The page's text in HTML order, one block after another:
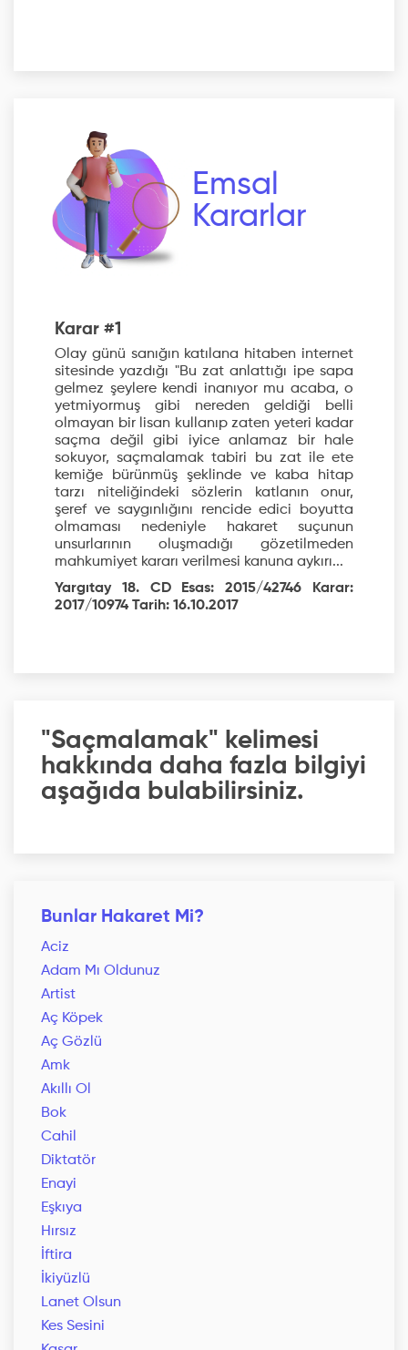
Emsal
Kararlar
Karar #1
Olay günü sanığın katılana hitaben internet
sitesinde yazdığı "Bu zat anlattığı ipe sapa
gelmez şeylere kendi inanıyor mu acaba, o
yetmiyormuş gibi nereden geldiği belli
olmayan bir lisan kullanıp zaten yeteri kadar
saçma değil gibi iyice anlamaz bir hale
sokuyor, saçmalamak tabiri bu zat ile ete
kemiğe bürünmüş şeklinde ve kaba hitap
tarzı niteliğindeki sözlerin katlanın onur,
şeref ve saygınlığını rencide edici boyutta
olmaması nedeniyle hakaret suçunun
unsurlarının oluşmadığı gözetilmeden
mahkumiyet kararı verilmesi kanuna aykırı...
Yargıtay 18. CD Esas: 2015/42746 Karar:
2017/10974 Tarih: 16.10.2017
"Saçmalamak" kelimesi
hakkında daha fazla bilgiyi
aşağıda bulabilirsiniz.
Bunlar Hakaret Mi?
Aciz
Adam Mı Oldunuz
Artist
Aç Köpek
Aç Gözlü
Amk
Akıllı Ol
Bok
Cahil
Diktatör
Enayi
Eşkıya
Hırsız
İftira
İkiyüzlü
Lanet Olsun
Kes Sesini